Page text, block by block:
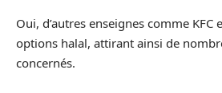
Oui, d’autres enseignes comme
options halal, attirant ainsi de
concernés.